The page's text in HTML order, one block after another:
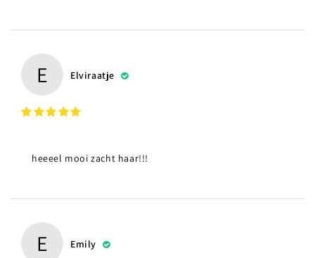
E Elviraatje
heeeel mooi zacht haar!!!
E Emily